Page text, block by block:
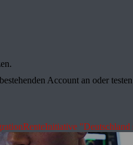
Account an oder
RenteInitiative "Deutschland